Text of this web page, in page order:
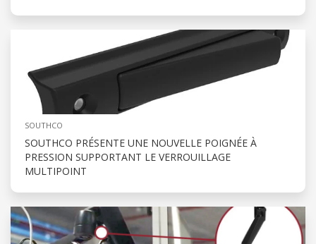
SOUTHCO
SOUTHCO PRÉSENTE UNE NOUVELLE POIGNÉE À
PRESSION SUPPORTANT LE VERROUILLAGE
MULTIPOINT